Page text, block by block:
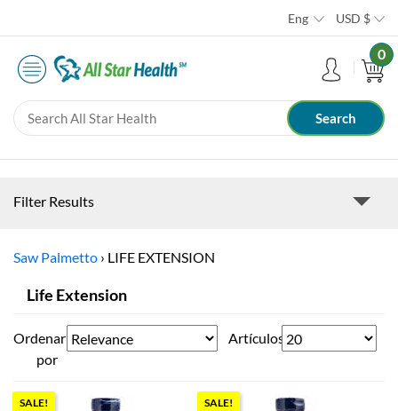
Eng USD $
0
Filter Results
Saw Palmetto › LIFE EXTENSION
Life Extension
Ordenar
por
Artículos
SALE! SALE!